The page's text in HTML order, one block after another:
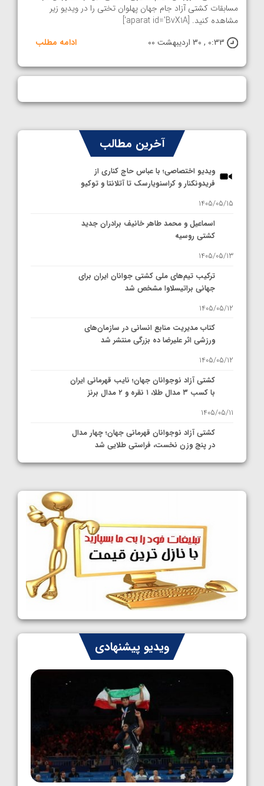
مسابقات کشتی آزاد جام جهان پهلوان تختی را در ویدیو زیر
مشاهده کنید. [aparat id='BvX1A']
0:33 , 30 اردیبهشت 00
ادامه مطلب
آخرین مطالب
ویدیو اختصاصی؛ با عباس حاج کناری از
فریدونکنار و کراسنویارسک تا آتلانتا و توکیو
1405/05/15
اسماعیل و محمد طاهر خانیف برادران جدید
کشتی روسیه
1405/05/13
ترکیب تیم‌های ملی کشتی جوانان ایران برای
جهانی براتیسلاوا مشخص شد
1405/05/12
کتاب مدیریت منابع انسانی در سازمان‌های
ورزشی اثر علیرضا ده بزرگی منتشر شد
1405/05/12
کشتی آزاد نوجوانان جهان؛ نایب قهرمانی ایران
با کسب ۳ مدال طلا، ۱ نقره و ۲ مدال برنز
1405/05/11
کشتی آزاد نوجوانان قهرمانی جهان؛ چهار مدال
در پنج وزن نخست، فراستی طلایی شد
1405/05/11
کشتی آزاد نوجوانان جهان؛ رقبای نمایندگان
ایران مشخص شدند
1405/05/08
کشتی فرنگی نوجوانان جهان؛ سکوی تیمی
سوم برای ایران
1405/05/07
ایران چشم به راه چهار مدال در پنج وزن دوم
کشتی فرنگی نوجوانان جهان
1405/05/06
ویدیو پیشنهادی